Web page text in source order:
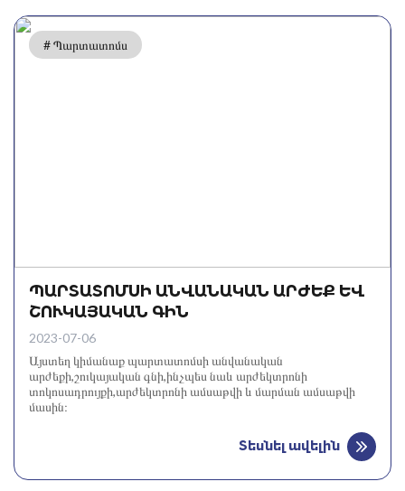
# Պարտատոմս
ՊԱՐՏԱՏՈՄՍԻ ԱՆՎԱՆԱԿԱՆ ԱՐԺԵՔ ԵՎ
ՇՈՒԿԱՅԱԿԱՆ ԳԻՆ
2023-07-06
Այստեղ կիմանաք պարտատոմսի անվանական
արժեքի,շուկայական գնի,ինչպես նաև արժեկտրոնի
տոկոսադրույքի,արժեկտրոնի ամսաթվի և մարման ամսաթվի
մասին։
Տեսնել ավելին